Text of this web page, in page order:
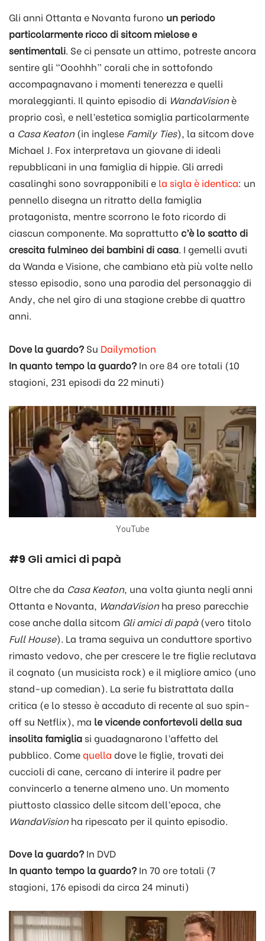
Gli anni Ottanta e Novanta furono un periodo
particolarmente ricco di sitcom mielose e
sentimentali. Se ci pensate un attimo, potreste ancora
sentire gli “Ooohhh” corali che in sottofondo
accompagnavano i momenti tenerezza e quelli
moraleggianti. Il quinto episodio di WandaVisionè
proprio così, e nell’estetica somiglia particolarmente
a Casa Keaton (in inglese Family Ties), la sitcom dove
Michael J. Fox interpretava un giovane di ideali
repubblicani in una famiglia di hippie. Gli arredi
casalinghi sono sovrapponibili e la sigla è identica: un
pennello disegna un ritratto della famiglia
protagonista, mentre scorrono le foto ricordo di
ciascun componente. Ma soprattutto c’è lo scatto di
crescita fulmineo dei bambini di casa. I gemelli avuti
da Wanda e Visione, che cambiano età più volte nello
stesso episodio, sono una parodia del personaggio di
Andy, che nel giro di una stagione crebbe di quattro
anni.
Dove la guardo? Su Dailymotion
In quanto tempo la guardo? In ore 84 ore totali (10
stagioni, 231 episodi da 22 minuti)
YouTube
#9 Gli amici di papà
Oltre che da Casa Keaton, una volta giunta negli anni
Ottanta e Novanta, WandaVision ha preso parecchie
cose anche dalla sitcom Gli amici di papà(vero titolo
Full House). La trama seguiva un conduttore sportivo
rimasto vedovo, che per crescere le tre figlie reclutava
il cognato (un musicista rock) e il migliore amico (uno
stand-up comedian). La serie fu bistrattata dalla
critica (e lo stesso è accaduto di recente al suo spin-
off su Netflix), ma le vicende confortevoli della sua
insolita famigliasi guadagnarono l’affetto del
pubblico. Comequella dove le figlie, trovati dei
cuccioli di cane, cercano di interire il padre per
convincerlo a tenerne almeno uno. Un momento
piuttosto classico delle sitcom dell’epoca, che
WandaVision ha ripescato per il quinto episodio.
Dove la guardo? In DVD
In quanto tempo la guardo? In 70 ore totali (7
stagioni, 176 episodi da circa 24 minuti)